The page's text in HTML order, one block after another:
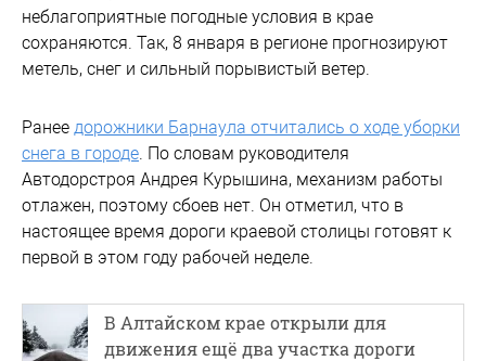
неблагоприятные погодные условия в крае
сохраняются. Так, 8 января в регионе прогнозируют
метель, снег и сильный порывистый ветер.
Ранее дорожники Барнаула отчитались о ходе уборки
снега в городе . По словам руководителя
Автодорстроя Андрея Курышина, механизм работы
отлажен, поэтому сбоев нет. Он отметил, что в
настоящее время дороги краевой столицы готовят к
первой в этом году рабочей неделе.
В Алтайском крае открыли для
движения ещё два участка дороги